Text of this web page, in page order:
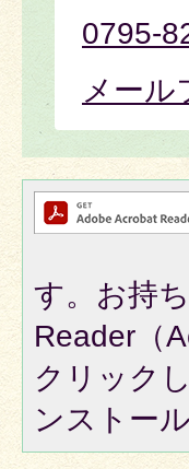
0795-
メール
す。お持
Reader（
クリック
ンストー